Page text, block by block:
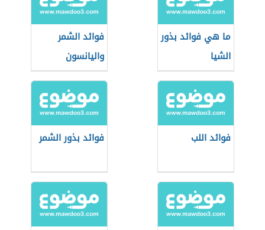
ما هي فوائد بذور
الشيا
فوائد الشمر
واليانسون
فوائد اللب فوائد بذور الشمر